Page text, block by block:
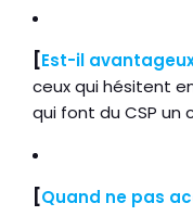
[Est-il
ceux qui hésitent
qui font du CSP un
[Quand ne pas